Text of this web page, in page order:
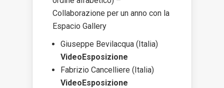
Collaborazione per un anno con la
Espacio Gallery
Giuseppe Bevilacqua (Italia)
VideoEsposizione
Fabrizio Cancelliere (Italia)
VideoEsposizione